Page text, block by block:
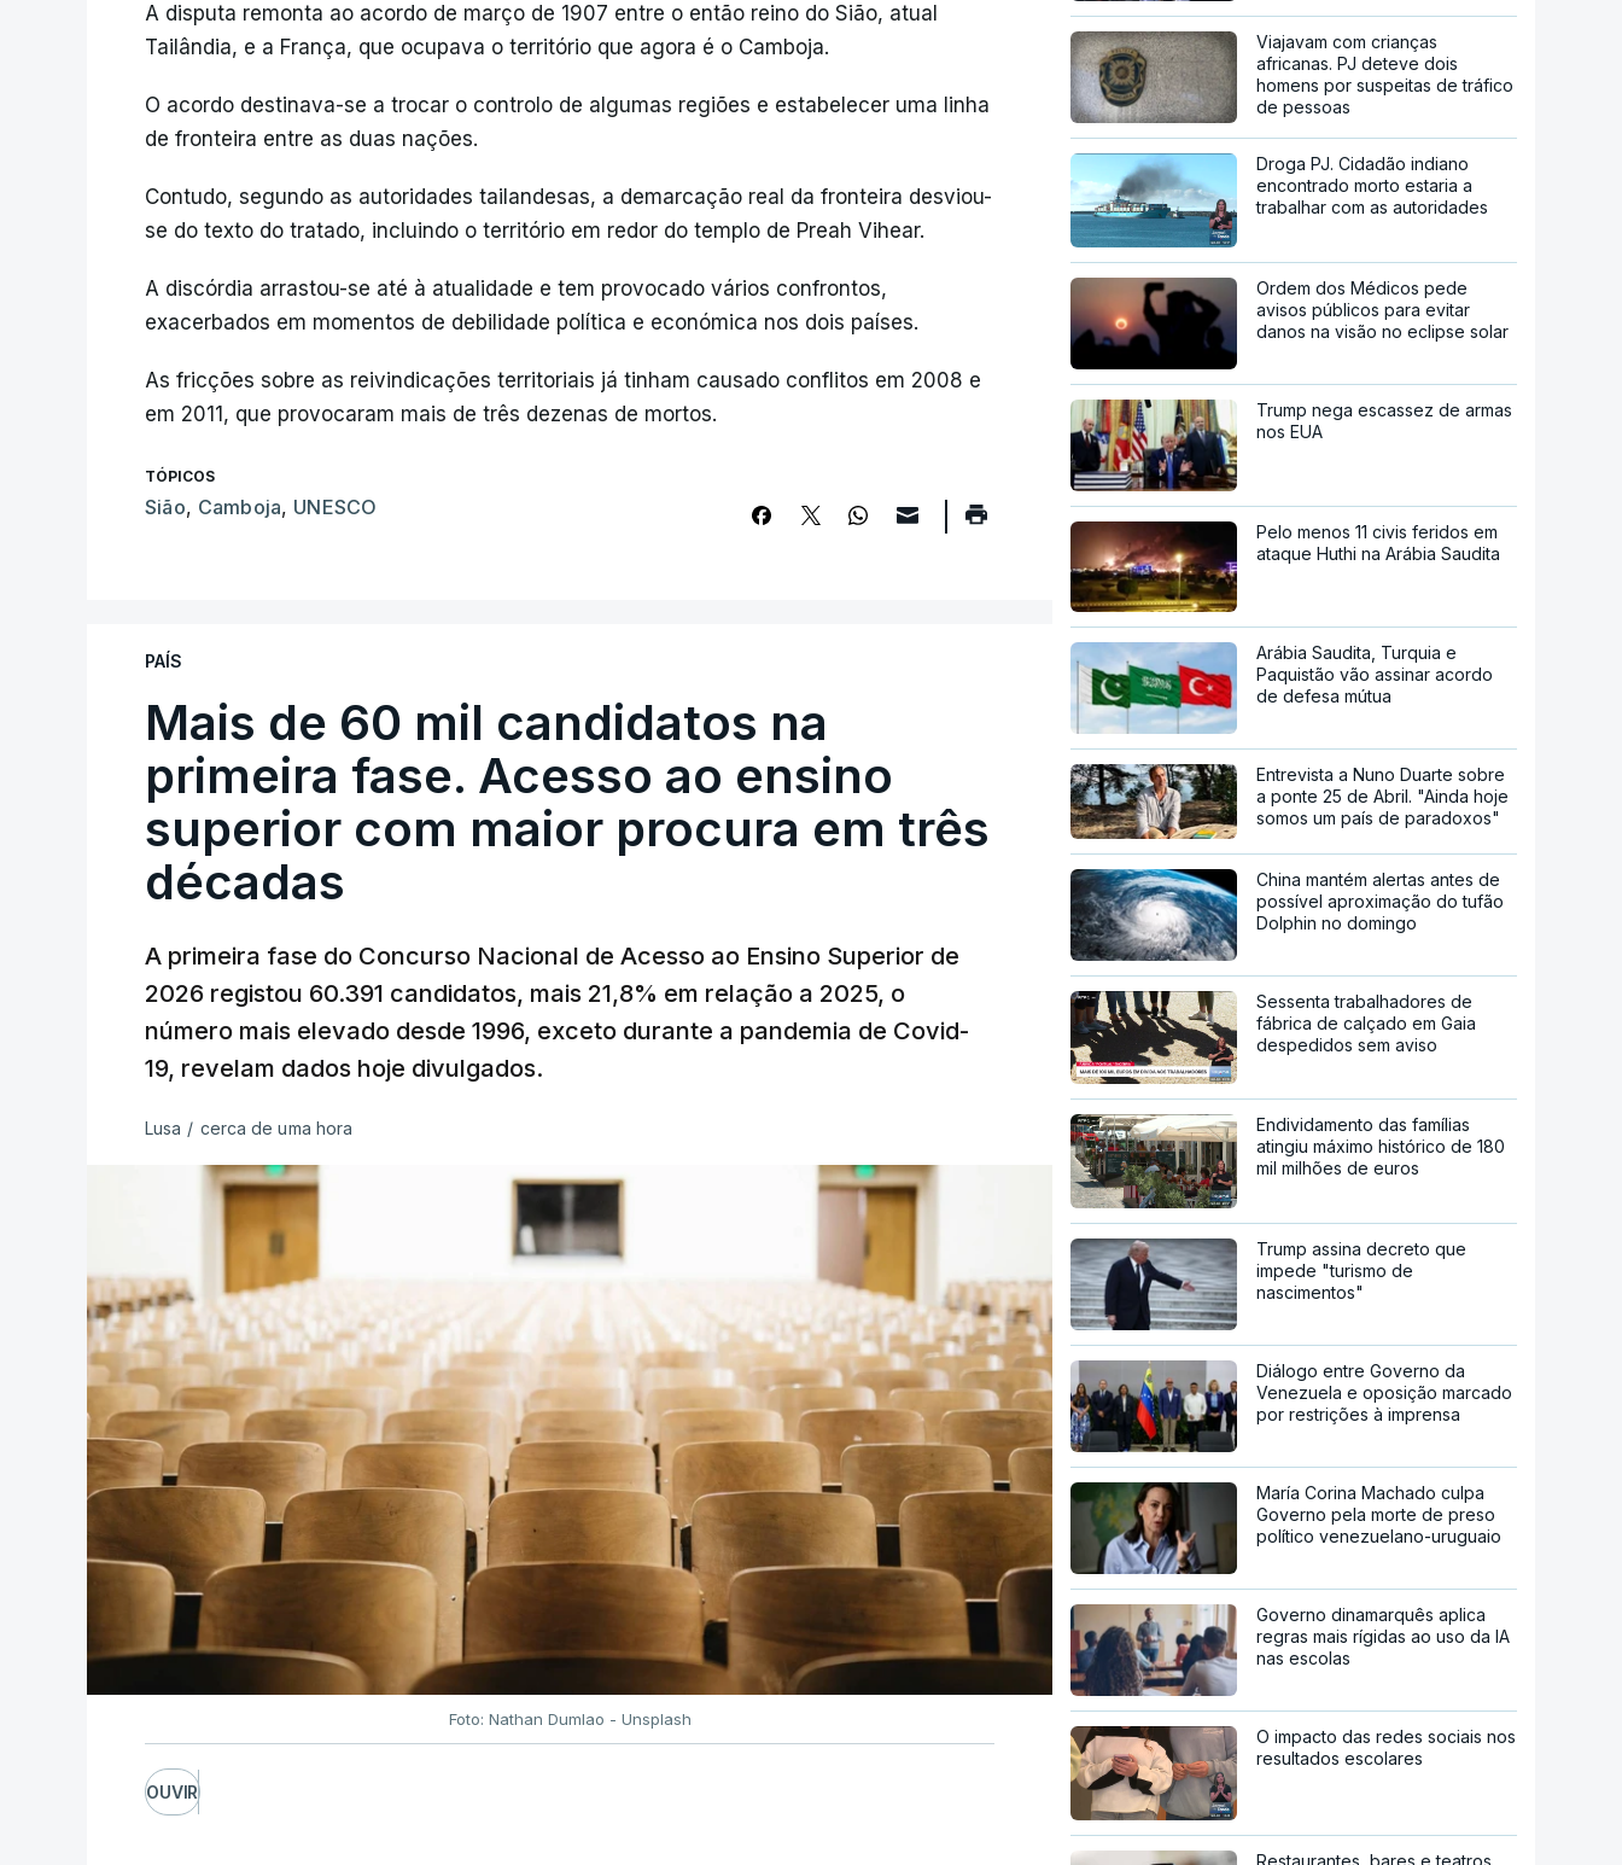
A disputa remonta ao acordo de março de 1907 entre o então reino do Sião, atual
Tailândia, e a França, que ocupava o território que agora é o Camboja.
O acordo destinava-se a trocar o controlo de algumas regiões e estabelecer uma linha
de fronteira entre as duas nações.
Contudo, segundo as autoridades tailandesas, a demarcação real da fronteira desviou-
se do texto do tratado, incluindo o território em redor do templo de Preah Vihear.
A discórdia arrastou-se até à atualidade e tem provocado vários confrontos,
exacerbados em momentos de debilidade política e económica nos dois países.
As fricções sobre as reivindicações territoriais já tinham causado conflitos em 2008 e
em 2011, que provocaram mais de três dezenas de mortos.
TÓPICOS
Sião, Camboja, UNESCO
PAÍS
Mais de 60 mil candidatos na
primeira fase. Acesso ao ensino
superior com maior procura em três
décadas
A primeira fase do Concurso Nacional de Acesso ao Ensino Superior de
2026 registou 60.391 candidatos, mais 21,8% em relação a 2025, o
número mais elevado desde 1996, exceto durante a pandemia de Covid-
19, revelam dados hoje divulgados.
Lusa / cerca de uma hora
Foto: Nathan Dumlao - Unsplash
OUVIR
Viajavam com crianças
africanas. PJ deteve dois
homens por suspeitas de tráfico
de pessoas
Droga PJ. Cidadão indiano
encontrado morto estaria a
trabalhar com as autoridades
Ordem dos Médicos pede
avisos públicos para evitar
danos na visão no eclipse solar
Trump nega escassez de armas
nos EUA
Pelo menos 11 civis feridos em
ataque Huthi na Arábia Saudita
Arábia Saudita, Turquia e
Paquistão vão assinar acordo
de defesa mútua
Entrevista a Nuno Duarte sobre
a ponte 25 de Abril. "Ainda hoje
somos um país de paradoxos"
China mantém alertas antes de
possível aproximação do tufão
Dolphin no domingo
Sessenta trabalhadores de
fábrica de calçado em Gaia
despedidos sem aviso
Endividamento das famílias
atingiu máximo histórico de 180
mil milhões de euros
Trump assina decreto que
impede "turismo de
nascimentos"
Diálogo entre Governo da
Venezuela e oposição marcado
por restrições à imprensa
María Corina Machado culpa
Governo pela morte de preso
político venezuelano-uruguaio
Governo dinamarquês aplica
regras mais rígidas ao uso da IA
nas escolas
O impacto das redes sociais nos
resultados escolares
Restaurantes, bares e teatros